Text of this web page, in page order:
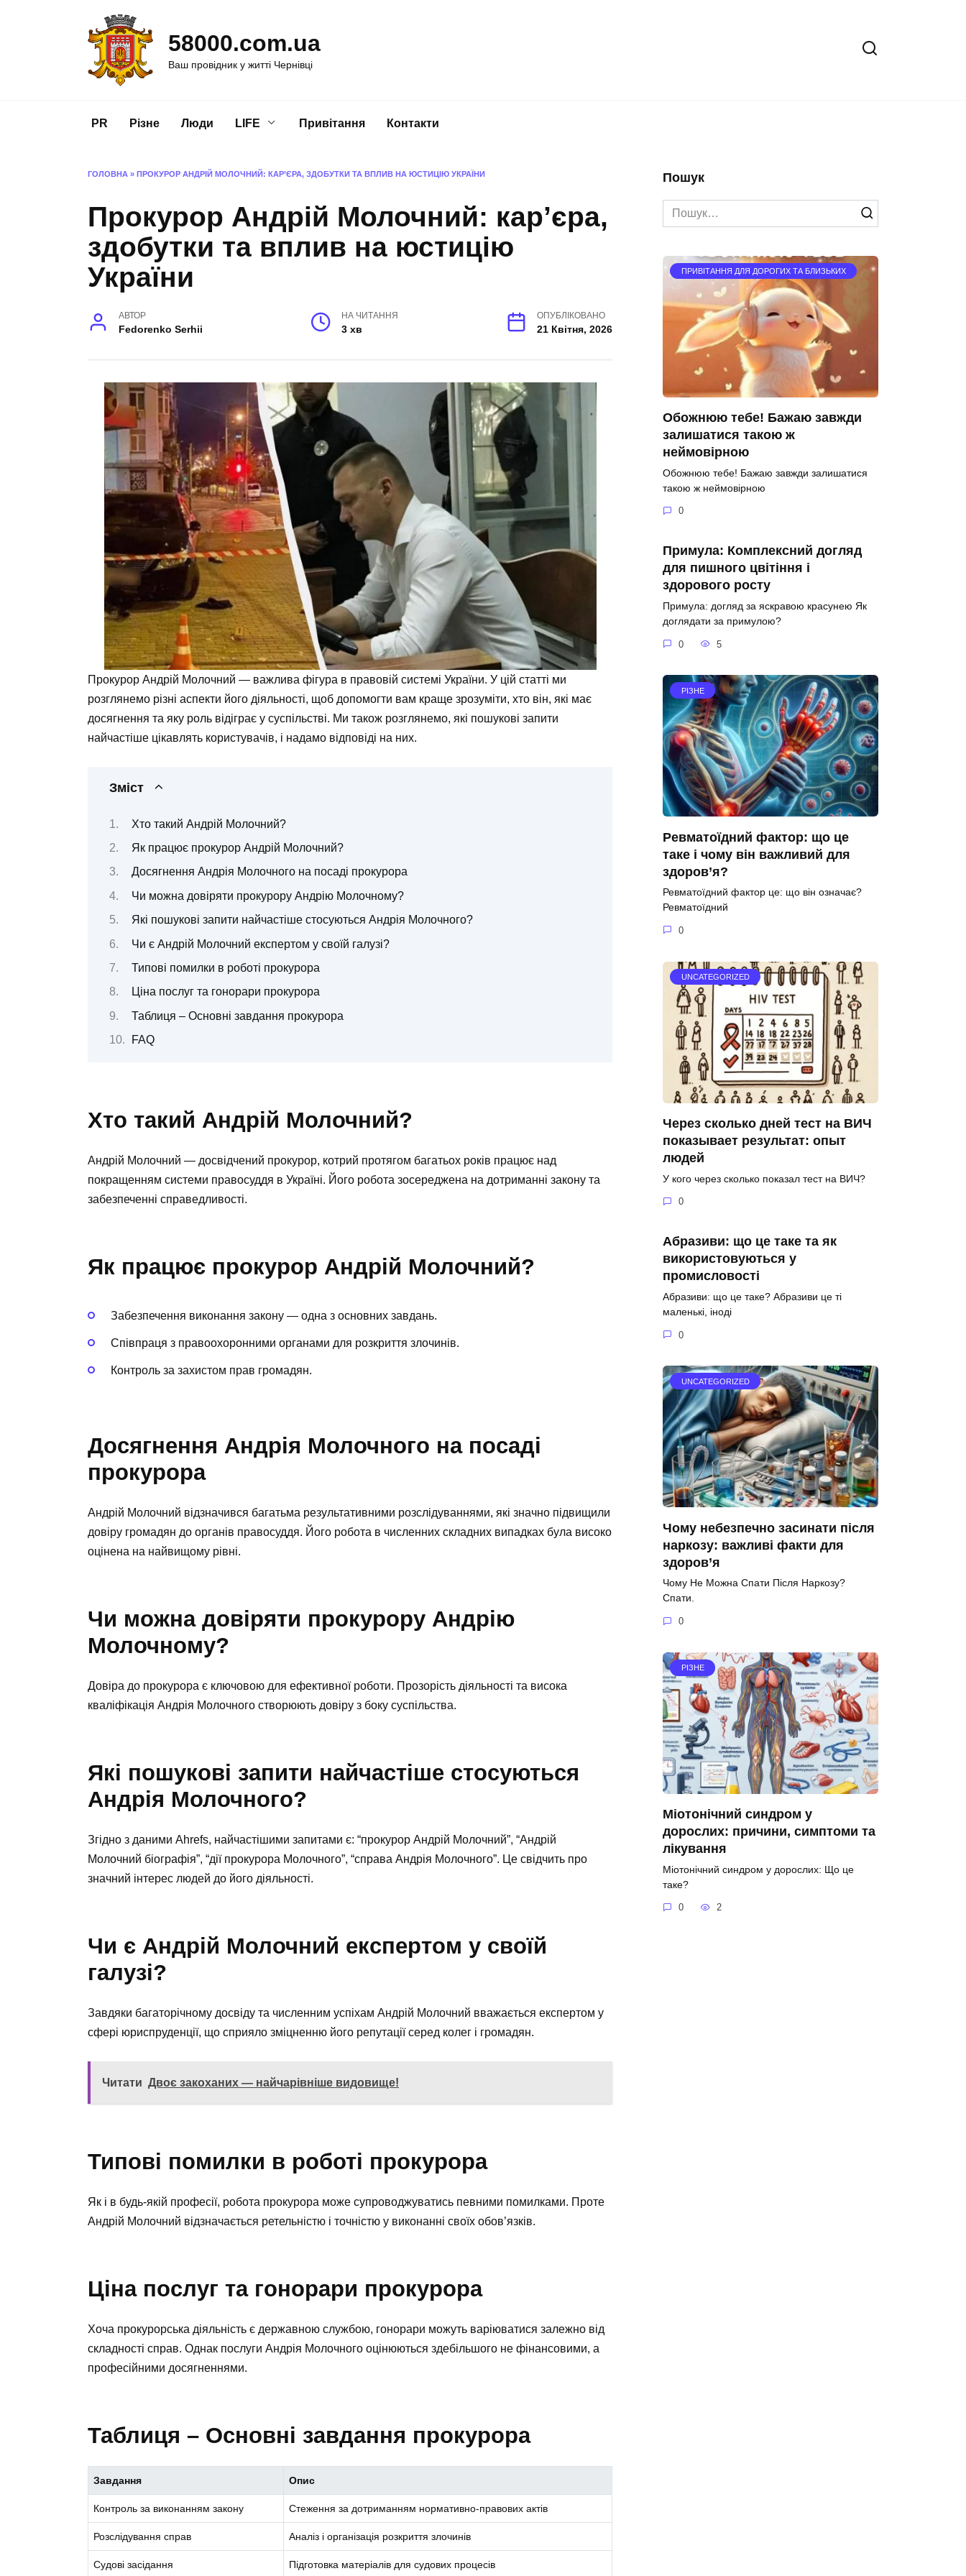
58000.com.ua
Ваш провідник у житті Чернівці
PR Різне Люди LIFE Привітання Контакти
ГОЛОВНА » ПРОКУРОР АНДРІЙ МОЛОЧНИЙ: КАР’ЄРА, ЗДОБУТКИ ТА ВПЛИВ НА ЮСТИЦІЮ УКРАЇНИ
Прокурор Андрій Молочний: кар’єра,
здобутки та вплив на юстицію
України
АВТОР
Fedorenko Serhii
НА ЧИТАННЯ
3 хв
ОПУБЛІКОВАНО
21 Квітня, 2026
Прокурор Андрій Молочний — важлива фігура в правовій системі України. У цій статті ми
розглянемо різні аспекти його діяльності, щоб допомогти вам краще зрозуміти, хто він, які має
досягнення та яку роль відіграє у суспільстві. Ми також розглянемо, які пошукові запити
найчастіше цікавлять користувачів, і надамо відповіді на них.
Зміст
Хто такий Андрій Молочний?
Як працює прокурор Андрій Молочний?
Досягнення Андрія Молочного на посаді прокурора
Чи можна довіряти прокурору Андрію Молочному?
Які пошукові запити найчастіше стосуються Андрія Молочного?
Чи є Андрій Молочний експертом у своїй галузі?
Типові помилки в роботі прокурора
Ціна послуг та гонорари прокурора
Таблиця – Основні завдання прокурора
FAQ
Хто такий Андрій Молочний?
Андрій Молочний — досвідчений прокурор, котрий протягом багатьох років працює над
покращенням системи правосуддя в Україні. Його робота зосереджена на дотриманні закону та
забезпеченні справедливості.
Як працює прокурор Андрій Молочний?
Забезпечення виконання закону — одна з основних завдань.
Співпраця з правоохоронними органами для розкриття злочинів.
Контроль за захистом прав громадян.
Досягнення Андрія Молочного на посаді
прокурора
Андрій Молочний відзначився багатьма результативними розслідуваннями, які значно підвищили
довіру громадян до органів правосуддя. Його робота в численних складних випадках була високо
оцінена на найвищому рівні.
Чи можна довіряти прокурору Андрію
Молочному?
Довіра до прокурора є ключовою для ефективної роботи. Прозорість діяльності та висока
кваліфікація Андрія Молочного створюють довіру з боку суспільства.
Які пошукові запити найчастіше стосуються
Андрія Молочного?
Згідно з даними Ahrefs, найчастішими запитами є: “прокурор Андрій Молочний”, “Андрій
Молочний біографія”, “дії прокурора Молочного”, “справа Андрія Молочного”. Це свідчить про
значний інтерес людей до його діяльності.
Чи є Андрій Молочний експертом у своїй
галузі?
Завдяки багаторічному досвіду та численним успіхам Андрій Молочний вважається експертом у
сфері юриспруденції, що сприяло зміцненню його репутації серед колег і громадян.
Читати Двоє закоханих — найчарівніше видовище!
Типові помилки в роботі прокурора
Як і в будь-якій професії, робота прокурора може супроводжуватись певними помилками. Проте
Андрій Молочний відзначається ретельністю і точністю у виконанні своїх обов’язків.
Ціна послуг та гонорари прокурора
Хоча прокурорська діяльність є державною службою, гонорари можуть варіюватися залежно від
складності справ. Однак послуги Андрія Молочного оцінюються здебільшого не фінансовими, а
професійними досягненнями.
Таблиця – Основні завдання прокурора
Завдання Опис
Контроль за виконанням закону Стеження за дотриманням нормативно-правових актів
Розслідування справ Аналіз і організація розкриття злочинів
Судові засідання Підготовка матеріалів для судових процесів
Пошук
Search
for:
ПРИВІТАННЯ ДЛЯ ДОРОГИХ ТА БЛИЗЬКИХ
Обожнюю тебе! Бажаю завжди
залишатися такою ж
неймовірною
Обожнюю тебе! Бажаю завжди залишатися
такою ж неймовірною
0
Примула: Комплексний догляд
для пишного цвітіння і
здорового росту
Примула: догляд за яскравою красунею Як
доглядати за примулою?
0 5
РІЗНЕ
Ревматоїдний фактор: що це
таке і чому він важливий для
здоров’я?
Ревматоїдний фактор це: що він означає?
Ревматоїдний
0
UNCATEGORIZED
Через сколько дней тест на ВИЧ
показывает результат: опыт
людей
У кого через сколько показал тест на ВИЧ?
0
Абразиви: що це таке та як
використовуються у
промисловості
Абразиви: що це таке? Абразиви це ті
маленькі, іноді
0
UNCATEGORIZED
Чому небезпечно засинати після
наркозу: важливі факти для
здоров’я
Чому Не Можна Спати Після Наркозу?
Спати.
0
РІЗНЕ
Міотонічний синдром у
дорослих: причини, симптоми та
лікування
Міотонічний синдром у дорослих: Що це
таке?
0 2